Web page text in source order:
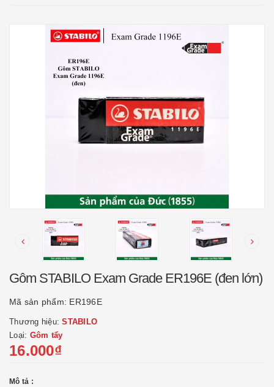
Gôm STABILO Exam Grade ER196E (đen lớn)
Mã sản phẩm: ER196E
Thương hiệu:STABILO
Loại: Gôm tẩy
16.000₫
Mô tả :